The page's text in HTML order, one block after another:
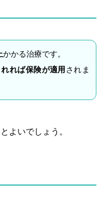
かかる治療です。
れば保険が適用 されま
よいでしょう。